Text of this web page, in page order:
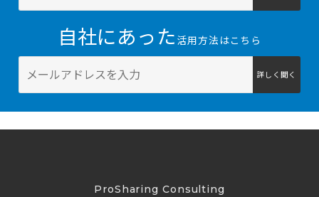
自社にあった 活用方法はこちら
詳しく聞く
ProSharing Consulting